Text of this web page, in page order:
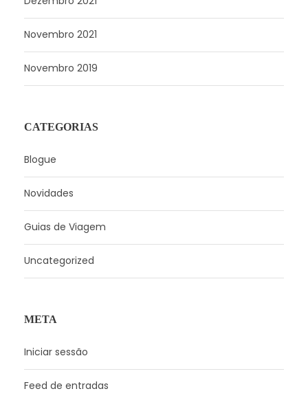
Novembro 2021
Novembro 2019
CATEGORIAS
Blogue
Novidades
Guias de Viagem
Uncategorized
META
Iniciar sessão
Feed de entradas